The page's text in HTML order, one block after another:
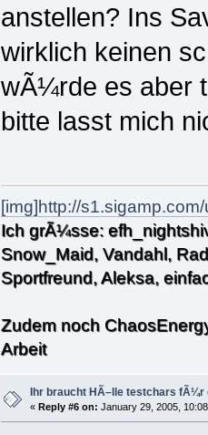
anstellen? Ins
wirklich keinen
wÃ¼rde es aber
bitte lasst mich
[img]http://
Ich grÃ¼sse:
Snow_Maid, Vandahl,
Sportfreund, Aleksa,
Zudem noch
Arbeit
Ihr braucht HÃ–lle testchars fÃ¼r
« Reply #6 on: January 29, 2005,